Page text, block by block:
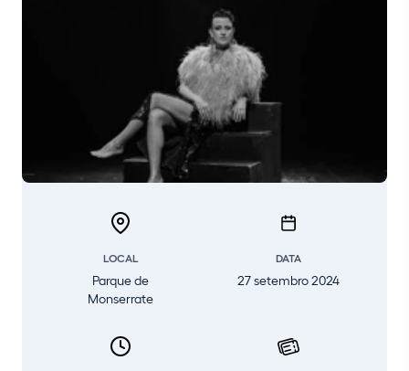
LOCAL
Parque de
Monserrate
DATA
27 setembro 2024